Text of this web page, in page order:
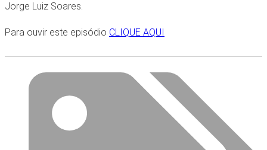
Jorge Luiz Soares.
Para ouvir este episódio CLIQUE AQUI